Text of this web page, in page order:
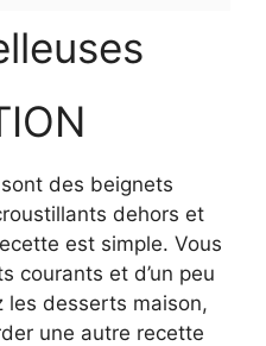
des beignets
dehors et
est simple. Vous
courants et d’un peu
les desserts maison,
une autre recette